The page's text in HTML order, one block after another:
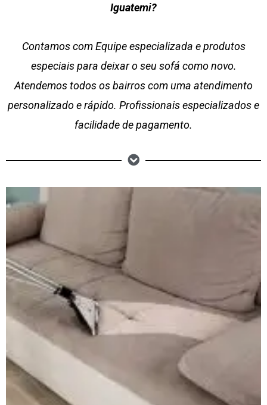
Iguatemi?
Contamos com Equipe especializada e produtos
especiais para deixar o seu sofá como novo.
Atendemos todos os bairros com uma atendimento
personalizado e rápido. Profissionais especializados e
facilidade de pagamento.